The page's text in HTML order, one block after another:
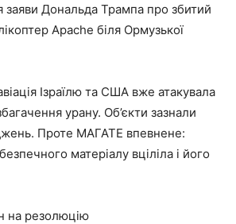
заяви Дональда Трампа про збитий
Apache біля Ормузької
Ізраїлю та США вже атакувала
урану. Об’єкти зазнали
Проте МАГАТЕ впевнене:
матеріалу вціліла і його
на резолюцію